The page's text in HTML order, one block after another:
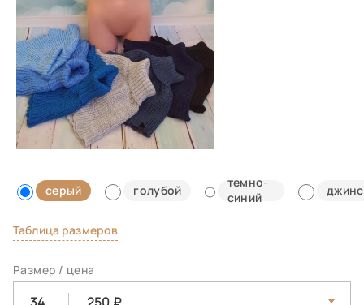
серый голубой
темно-
синий
джинс
Таблица размеров
Размер / цена
34 250